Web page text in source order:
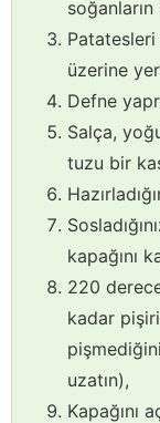
soğanların
üzerine
Defne
Salça,
tuzu bir
kapağını
220
kadar
uzatın),
Kapağını